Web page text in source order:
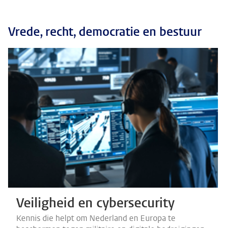
Vrede, recht, democratie en bestuur
Veiligheid en cybersecurity
Kennis die helpt om Nederland en Europa te